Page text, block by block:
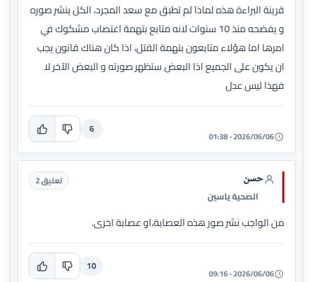
قرينة البراءة هذه لماذا لم تطبق مع سعد المجرد، الكل ينشر صوره
و يفضحه منذ 10 سنوات لانه متابع بتهمة اغتصاب مشكوك في
امرها اما هؤلاء متابعون بتهمة القتل، اذا كان هناك قانون يجب
ان يكون على الجميع اذا البعض ستظهر صورته و البعض الآخر لا
فهذا ليس عدل
2026/06/06 - 01:38
6
حسن
الصحية ياسين
تعليق 2
من الواجب نشر صور هذه العصابة،او عصابة اخرى.
2026/06/06 - 09:16
10